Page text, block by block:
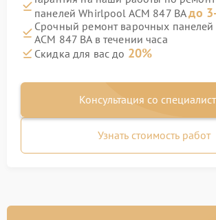
панелей Whirlpool ACM 847 BAдо
Срочный ремонт варочных
ACM 847 BA в течении часа
Скидка для вас до 20%
Консультация со
Узнать стоимость работ